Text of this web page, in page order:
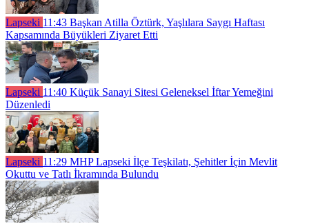
Lapseki 11:43 Başkan Atilla Öztürk, Yaşlılara Saygı Haftası
Kapsamında Büyükleri Ziyaret Etti
Lapseki 11:40 Küçük Sanayi Sitesi Geleneksel İftar Yemeğini
Düzenledi
Lapseki 11:29 MHP Lapseki İlçe Teşkilatı, Şehitler İçin Mevlit
Okuttu ve Tatlı İkramında Bulundu